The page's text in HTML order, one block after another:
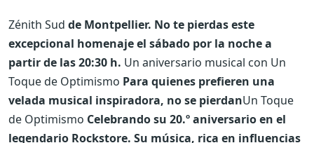
Zénith Sud de Montpellier. No te pierdas este
excepcional homenaje el sábado por la noche a
partir de las 20:30 h. Un aniversario musical con Un
Toque de Optimismo Para quienes prefieren una
velada musical inspiradora, no se pierdanUn Toque
de Optimismo Celebrando su 20.º aniversario en el
legendario Rockstore. Su música, rica en influencias